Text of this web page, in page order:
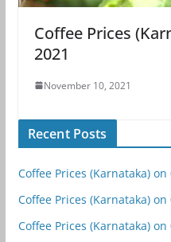
Coffee Prices
2021
November 10, 2021
Recent Posts
Coffee Prices (Karnataka) on
Coffee Prices (Karnataka) on
Coffee Prices (Karnataka) on